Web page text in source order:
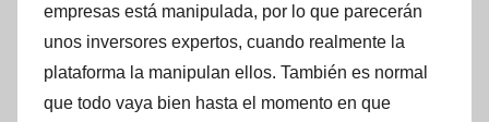
empresas está manipulada, por lo que parecerán
unos inversores expertos, cuando realmente la
plataforma la manipulan ellos. También es normal
que todo vaya bien hasta el momento en que